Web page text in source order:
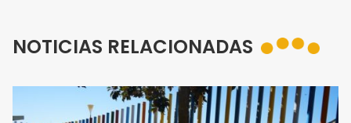
NOTICIAS RELACIONADAS